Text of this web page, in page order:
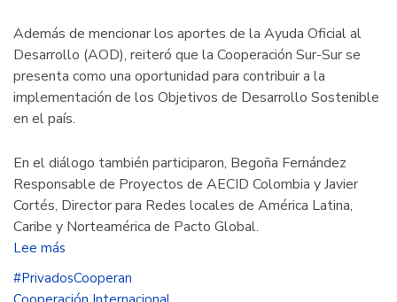
Además de mencionar los aportes de la Ayuda Oficial al
Desarrollo (AOD), reiteró que la Cooperación Sur-Sur se
presenta como una oportunidad para contribuir a la
implementación de los Objetivos de Desarrollo Sostenible
en el país.
En el diálogo también participaron, Begoña Fernández
Responsable de Proyectos de AECID Colombia y Javier
Cortés, Director para Redes locales de América Latina,
Caribe y Norteamérica de Pacto Global.
Lee más
Las
Agencias
#PrivadosCooperan